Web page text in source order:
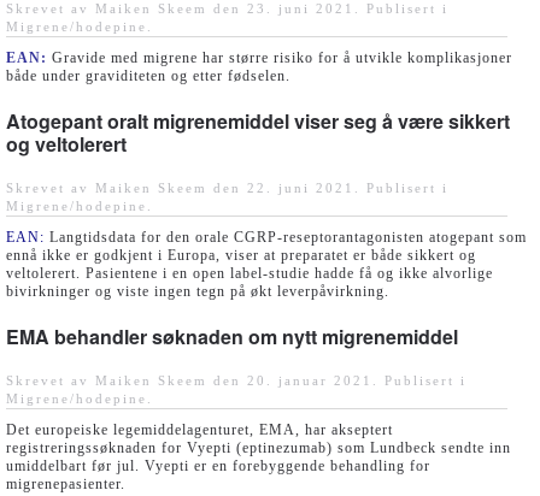
Skrevet av Maiken Skeem den 23. juni 2021
. Publisert i
Migrene/hodepine
EAN: Gravide med migrene har større risiko for å utvikle komplikasjoner
både under graviditeten og etter fødselen.
Atogepant oralt migrenemiddel viser seg å være sikkert
og veltolerert
Skrevet av Maiken Skeem den 22. juni 2021
. Publisert i
Migrene/hodepine
EAN: Langtidsdata for den orale CGRP-reseptorantagonisten atogepant som
ennå ikke er godkjent i Europa, viser at preparatet er både sikkert og
veltolerert. Pasientene i en open label-studie hadde få og ikke alvorlige
bivirkninger og viste ingen tegn på økt leverpåvirkning.
EMA behandler søknaden om nytt migrenemiddel
Skrevet av Maiken Skeem den 20. januar 2021
. Publisert i
Migrene/hodepine
Det europeiske legemiddelagenturet, EMA, har akseptert
registreringssøknaden for Vyepti (eptinezumab) som Lundbeck sendte inn
umiddelbart før jul. Vyepti er en forebyggende behandling for
migrenepasienter.